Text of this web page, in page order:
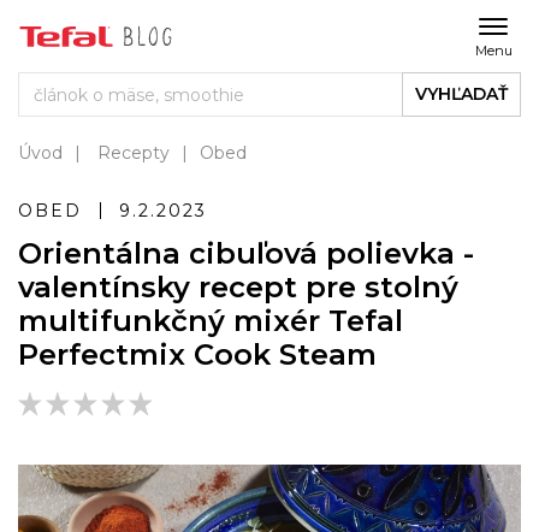
Menu
VYHĽADAŤ
Úvod Recepty Obed
OBED 9.2.2023
Orientálna cibuľová polievka -
valentínsky recept pre stolný
multifunkčný mixér Tefal
Perfectmix Cook Steam